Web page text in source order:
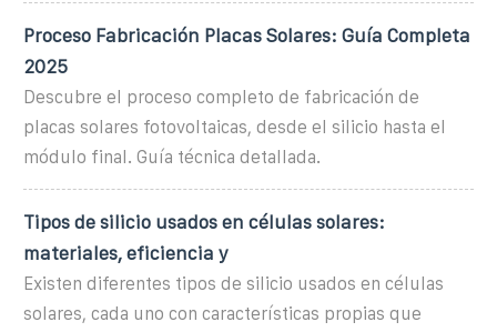
Proceso Fabricación Placas Solares: Guía Completa
2025
Descubre el proceso completo de fabricación de
placas solares fotovoltaicas, desde el silicio hasta el
módulo final. Guía técnica detallada.
Tipos de silicio usados en células solares:
materiales, eficiencia y
Existen diferentes tipos de silicio usados en células
solares, cada uno con características propias que